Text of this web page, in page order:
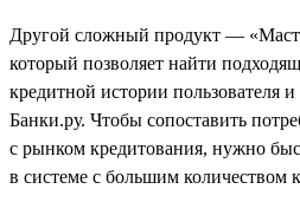
Другой сложный продукт —
который позволяет найти
кредитной истории пользователя
Банки.ру. Чтобы сопоставить
с рынком кредитования, нужно
в системе с большим количеством